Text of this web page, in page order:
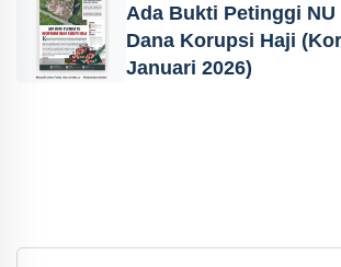
Ada Bukti Petinggi
Dana Korupsi Haji
Januari 2026)